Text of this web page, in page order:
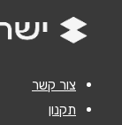
נושא*
הודעה
צור קשר
תקנון